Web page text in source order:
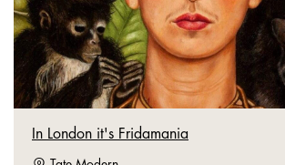
In London it's Fridamania